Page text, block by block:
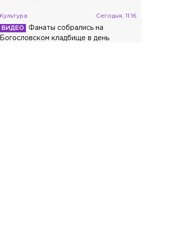
Культура Сегодня, 11:16
Фанаты собрались на
Богословском кладбище в день